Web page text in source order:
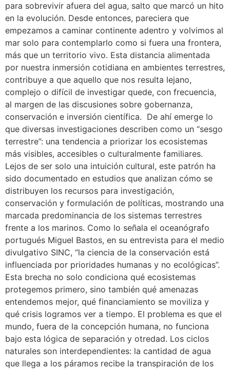
para sobrevivir afuera del agua, salto que marcó un hito
en la evolución. Desde entonces, pareciera que
empezamos a caminar continente adentro y volvimos al
mar solo para contemplarlo como si fuera una frontera,
más que un territorio vivo. Esta distancia alimentada
por nuestra inmersión cotidiana en ambientes terrestres,
contribuye a que aquello que nos resulta lejano,
complejo o difícil de investigar quede, con frecuencia,
al margen de las discusiones sobre gobernanza,
conservación e inversión científica. De ahí emerge lo
que diversas investigaciones describen como un “sesgo
terrestre”: una tendencia a priorizar los ecosistemas
más visibles, accesibles o culturalmente familiares.
Lejos de ser solo una intuición cultural, este patrón ha
sido documentado en estudios que analizan cómo se
distribuyen los recursos para investigación,
conservación y formulación de políticas, mostrando una
marcada predominancia de los sistemas terrestres
frente a los marinos. Como lo señala el oceanógrafo
portugués Miguel Bastos, en su entrevista para el medio
divulgativo SINC, “la ciencia de la conservación está
influenciada por prioridades humanas y no ecológicas”.
Esta brecha no solo condiciona qué ecosistemas
protegemos primero, sino también qué amenazas
entendemos mejor, qué financiamiento se moviliza y
qué crisis logramos ver a tiempo. El problema es que el
mundo, fuera de la concepción humana, no funciona
bajo esta lógica de separación y otredad. Los ciclos
naturales son interdependientes: la cantidad de agua
que llega a los páramos recibe la transpiración de los